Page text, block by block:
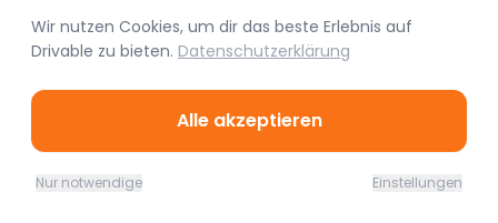
Wir nutzen Cookies, um dir das beste Erlebnis auf
Drivable zu bieten. Datenschutzerklärung
Alle akzeptieren
Nur notwendige Einstellungen